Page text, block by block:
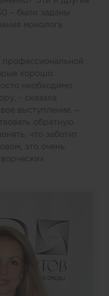
– были заданы
монолога
хорошо
необходимо
- сказала
выступление. –
обратную
что заботит
это очень